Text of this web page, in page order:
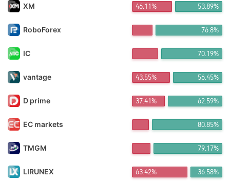
XM 46.11% 53.89%
RoboForex 76.8%
IC 70.19%
vantage 43.55% 56.45%
D prime 37.41% 62.59%
EC markets 80.85%
TMGM 79.17%
LIRUNEX 63.42% 36.58%